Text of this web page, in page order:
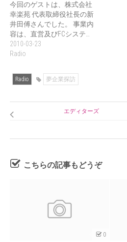
今回のゲストは、株式会社
幸楽苑 代表取締役社長の新
井田傅さんでした。 事業内
容は、直営及びFCシステ…
2010-03-23
Radio
Radio 夢企業探訪
エディターズ
こちらの記事もどうぞ
0